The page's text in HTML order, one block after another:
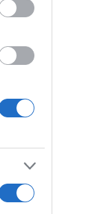
Δομής.
λόγο ο